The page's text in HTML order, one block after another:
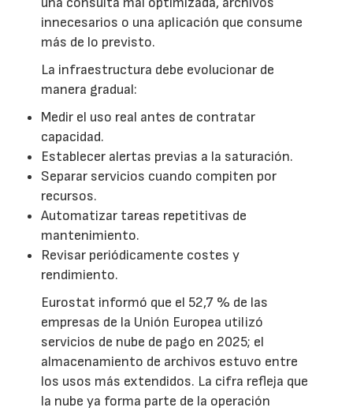
innecesarios o una aplicación que consume
más de lo previsto.
La infraestructura debe evolucionar de
manera gradual:
Medir el uso real antes de contratar
capacidad.
Establecer alertas previas a la saturación.
Separar servicios cuando compiten por
recursos.
Automatizar tareas repetitivas de
mantenimiento.
Revisar periódicamente costes y
rendimiento.
Eurostat informó que el 52,7 % de las
empresas de la Unión Europea utilizó
servicios de nube de pago en 2025; el
almacenamiento de archivos estuvo entre
los usos más extendidos. La cifra refleja que
la nube ya forma parte de la operación